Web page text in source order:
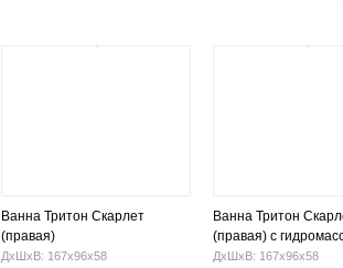
Ванна Тритон Скарлет
(правая)
ДхШхВ: 167х96х58
Ванна Тритон
(правая) с
ДхШхВ: 167х96х58